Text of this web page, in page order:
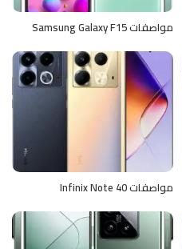
مواصفات Samsung Galaxy F15
مواصفات Infinix Note 40